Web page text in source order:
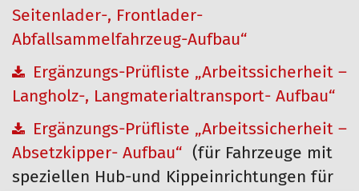
Seitenlader-, Frontlader-
Abfallsammelfahrzeug-Aufbau“
Ergänzungs-Prüfliste „Arbeitssicherheit –
Langholz-, Langmaterialtransport- Aufbau“
Ergänzungs-Prüfliste „Arbeitssicherheit –
Absetzkipper- Aufbau“ (für Fahrzeuge mit
speziellen Hub-und Kippeinrichtungen für